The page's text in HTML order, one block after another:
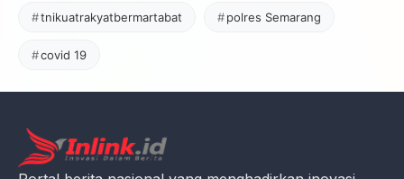
tnikuatrakyatbermartabat polres Semarang
covid 19